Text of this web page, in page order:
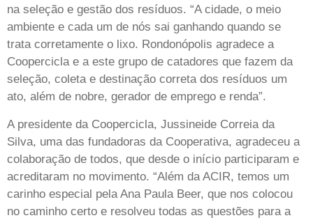
na seleção e gestão dos resíduos. “A cidade, o meio
ambiente e cada um de nós sai ganhando quando se
trata corretamente o lixo. Rondonópolis agradece a
Coopercicla e a este grupo de catadores que fazem da
seleção, coleta e destinação correta dos resíduos um
ato, além de nobre, gerador de emprego e renda”.
A presidente da Coopercicla, Jussineide Correia da
Silva, uma das fundadoras da Cooperativa, agradeceu a
colaboração de todos, que desde o início participaram e
acreditaram no movimento. “Além da ACIR, temos um
carinho especial pela Ana Paula Beer, que nos colocou
no caminho certo e resolveu todas as questões para a